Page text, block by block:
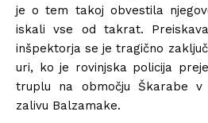
je o tem takoj obvestila
iskali vse od takrat.
inšpektorja se je tragično
uri, ko je rovinjska policija
truplu na območju Škarabe v
zalivu Balzamake.